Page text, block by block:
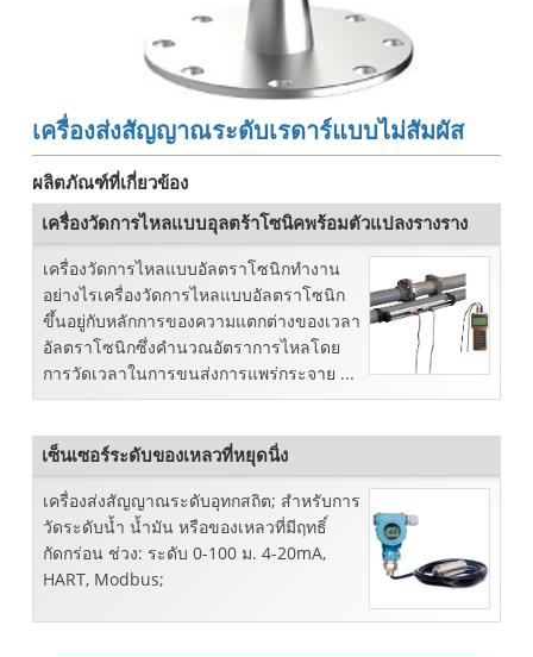
เครื่องส่งสัญญาณระดับเรดาร์แบบไม่สัมผัส
ผลิตภัณฑ์ที่เกี่ยวข้อง
เครื่องวัดการไหลแบบอุลตร้าโซนิคพร้อมตัวแปลงรางราง
เครื่องวัดการไหลแบบอัลตราโซนิกทำงาน
อย่างไรเครื่องวัดการไหลแบบอัลตราโซนิก
ขึ้นอยู่กับหลักการของความแตกต่างของเวลา
อัลตราโซนิกซึ่งคำนวณอัตราการไหลโดย
การวัดเวลาในการขนส่งการแพร่กระจาย ...
เซ็นเซอร์ระดับของเหลวที่หยุดนิ่ง
เครื่องส่งสัญญาณระดับอุทกสถิต; สำหรับการ
วัดระดับน้ำ น้ำมัน หรือของเหลวที่มีฤทธิ์
กัดกร่อน ช่วง: ระดับ 0-100 ม. 4-20mA,
HART, Modbus;